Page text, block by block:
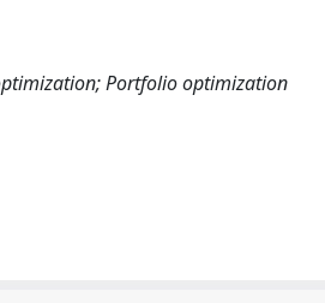
Portfolio optimization